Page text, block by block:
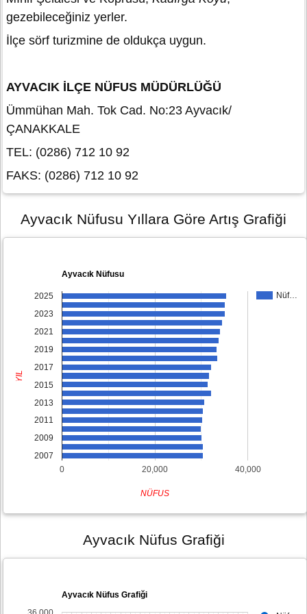
gezebileceğiniz yerler.
İlçe sörf turizmine de oldukça uygun.
AYVACIK İLÇE NÜFUS MÜDÜRLÜĞÜ
Ümmühan Mah. Tok Cad. No:23 Ayvacık/
ÇANAKKALE
TEL: (0286) 712 10 92
FAKS: (0286) 712 10 92
Ayvacık Nüfusu Yıllara Göre Artış Grafiği
Ayvacık Nüfusu
Nüf…
0 20,000 40,000
2025
2023
2021
2019
2017
2015
2013
2011
2009
2007
NÜFUS
YIL
Ayvacık Nüfus Grafiği
Ayvacık Nüfus Grafiği